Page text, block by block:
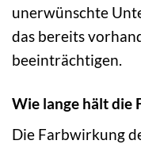
unerwünschte
das bereits
beeinträchtigen.
Wie lange hält die
Die Farbwirkung